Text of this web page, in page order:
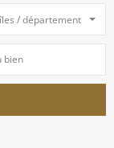
/ départements